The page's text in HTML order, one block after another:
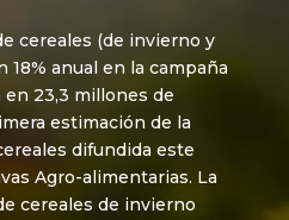
cereales (de invierno y
18% anual en la campaña
en 23,3 millones de
estimación de la
difundida este
Agro-alimentarias. La
cereales de invierno